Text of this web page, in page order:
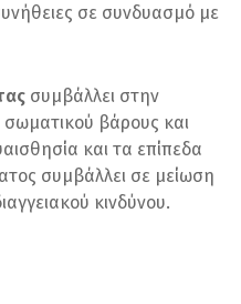
σε συνδυασμό με
συμβάλλει στην
σωματικού βάρους και
και τα επίπεδα
συμβάλλει σε μείωση
κινδύνου.